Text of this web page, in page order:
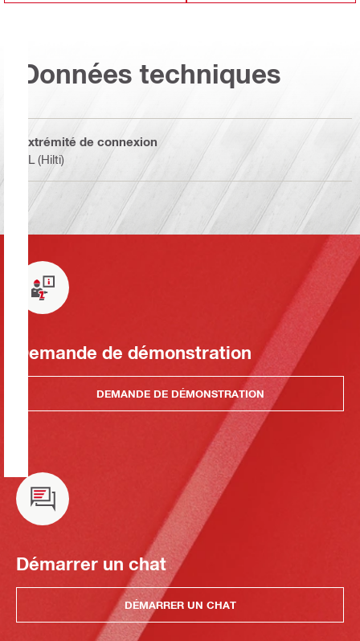
Données techniques
Extrémité de connexion
BL (Hilti)
Demande de démonstration
DEMANDE DE DÉMONSTRATION
Démarrer un chat
DÉMARRER UN CHAT